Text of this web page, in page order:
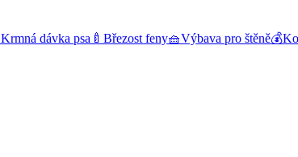
Krmná dávka psa 🍼 Březost feny🧺Výbava pro štěně💰